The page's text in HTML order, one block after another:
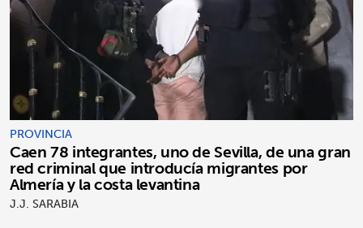
PROVINCIA
Caen 78 integrantes, uno de Sevilla, de una gran
red criminal que introducía migrantes por
Almería y la costa levantina
J.J. SARABIA